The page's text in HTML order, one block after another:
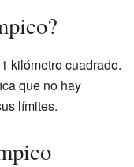
kilómetro cuadrado.
que no hay
límites.